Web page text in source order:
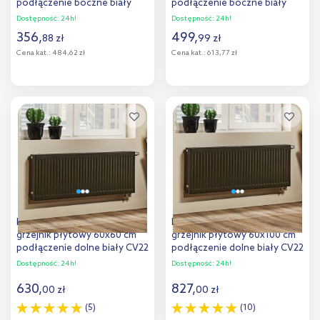
podłączenie boczne biały
C22 600x400
Dostępność: 24h!
356,88 zł
Cena kat.: 484,62 zł
Dodaj do
porównania
podłączenie boczne biały
C22 600x800
Dostępność: 24h!
499,99 zł
Cena kat.: 613,77 zł
Dodaj do
porównania
Purmo Ventil Compact
grzejnik płytowy 60x60 cm
podłączenie dolne biały CV22
600x600
Dostępność: 24h!
630,00 zł
(5)
Purmo Ventil Compact
grzejnik płytowy 60x100 cm
podłączenie dolne biały CV22
600x1000
Dostępność: 24h!
827,00 zł
(10)